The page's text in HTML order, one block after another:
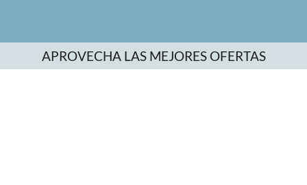
APROVECHA LAS MEJORES OFERTAS